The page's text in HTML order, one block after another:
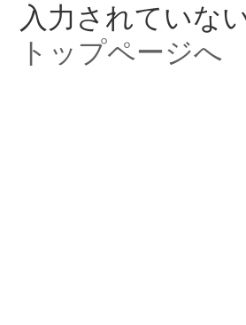
入力されていな
トップページへ